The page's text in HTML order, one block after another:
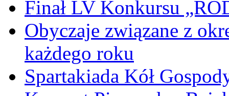
Finał LV Konkursu
Obyczaje związane z
każdego roku
Spartakiada Kół